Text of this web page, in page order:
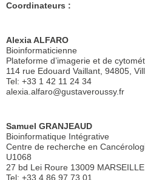
Coordinateurs :
Alexia ALFARO
Bioinformaticienne
Plateforme d’imagerie et de
114 rue Edouard Vaillant, 94805,
Tel: +33 1 42 11 24 34
alexia.alfaro@gustaveroussy.fr
Samuel GRANJEAUD
Bioinformatique Intégrative
Centre de recherche en
U1068
27 bd Lei Roure 13009 MARSEILLE
Tel: +33 4 86 97 73 01